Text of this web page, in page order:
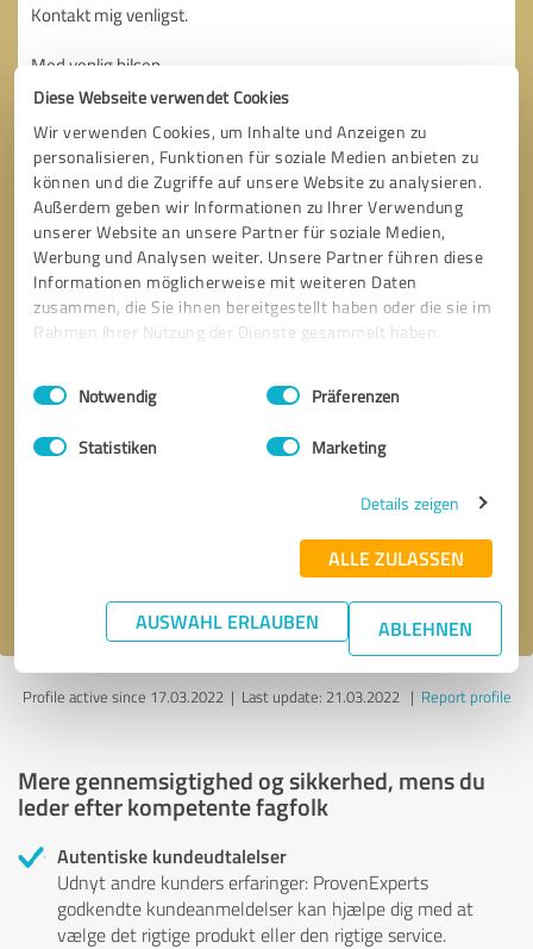
Diese Webseite verwendet Cookies
Wir verwenden Cookies, um Inhalte und Anzeigen zu
personalisieren, Funktionen für soziale Medien anbieten zu
können und die Zugriffe auf unsere Website zu analysieren.
Außerdem geben wir Informationen zu Ihrer Verwendung
unserer Website an unsere Partner für soziale Medien,
Werbung und Analysen weiter. Unsere Partner führen diese
Informationen möglicherweise mit weiteren Daten
zusammen, die Sie ihnen bereitgestellt haben oder die sie im
Rahmen Ihrer Nutzung der Dienste gesammelt haben.
Impressum Datenschutzbestimmungen
Einwilligungsauswahl
Notwendig Präferenzen
Statistiken Marketing
Details zeigen
ALLE ZULASSEN
AUSWAHL ERLAUBEN ABLEHNEN
* obligatoriske felter
Profile active since 17.03.2022 | Last update: 21.03.2022| Report profile
Mere gennemsigtighed og sikkerhed, mens du
leder efter kompetente fagfolk
Autentiske kundeudtalelser
Udnyt andre kunders erfaringer: ProvenExperts
godkendte kundeanmeldelser kan hjælpe dig med at
vælge det rigtige produkt eller den rigtige service.